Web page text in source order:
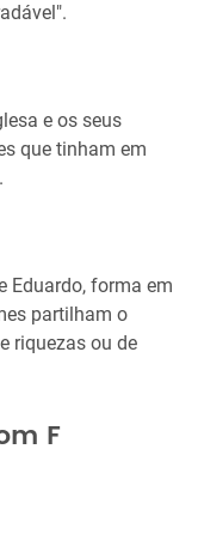
e os seus
que tinham em
Eduardo, forma em
partilham o
riquezas ou de
F